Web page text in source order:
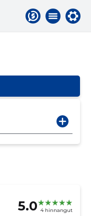
5.0 4 hinnangut